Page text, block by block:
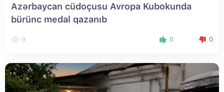
Azərbaycan cüdoçusu Avropa Kubokunda
bürünc medal qazanıb
9 0 0